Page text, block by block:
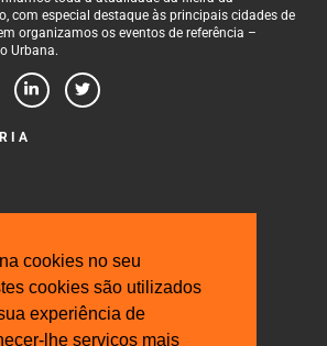
cookies no seu
cookies são utilizados
experiência de
lhe serviços mais
com especial destaque às principais cidades de
organizamos os eventos de referência –
Urbana.
185 - 6º